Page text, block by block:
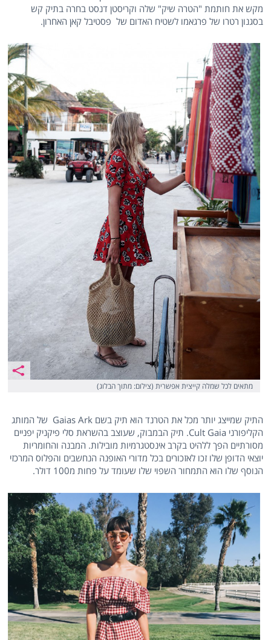
מקש את חותמת "הטרה שיק" שלה וקריסטן דנסט בחרה בתיק קש
בסגנון רטרו של פרגאמו לשטיח האדום של פסטיבל קאן האחרון.
מתאים לכל שמלה קייצית אפשרית (צילום: מתוך הבלוג)
התיק שמייצג יותר מכל את הטרנד הוא תיק בשם Gaias Ark של המותג
הקליפורני Cult Gaia. תיק הבמבוק, שעוצב בהשראת סלי פיקניק יפניים
מסורתיים הפך ללהיט בקרב אינסטגרמיות מובילות. המבנה והחומריות
יוצאי הדופן שלו זכו לאזכורים בכל מדורי האופנה הנחשבים והפלוס המרכזי
הנוסף שלו הוא התמחור השפוי שלו שעומד על פחות מ100 דולר.